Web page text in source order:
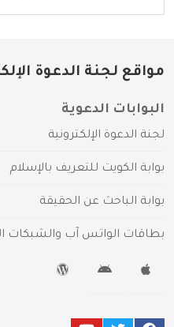
مواقع لجنة الدعوة
البوابات الدعوية
لجنة الدعوة الإلكترونية
بوابة الكويت للتعريف بالإسلام
بوابة الباحث عن الحقيقة
بطاقات الواتس آب والشبكات